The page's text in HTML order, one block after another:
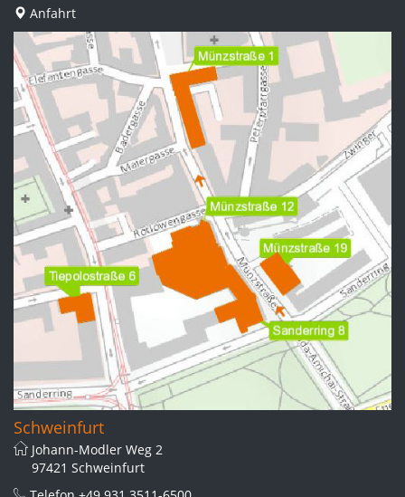
Anfahrt
Schweinfurt
Johann-Modler Weg 2
97421 Schweinfurt